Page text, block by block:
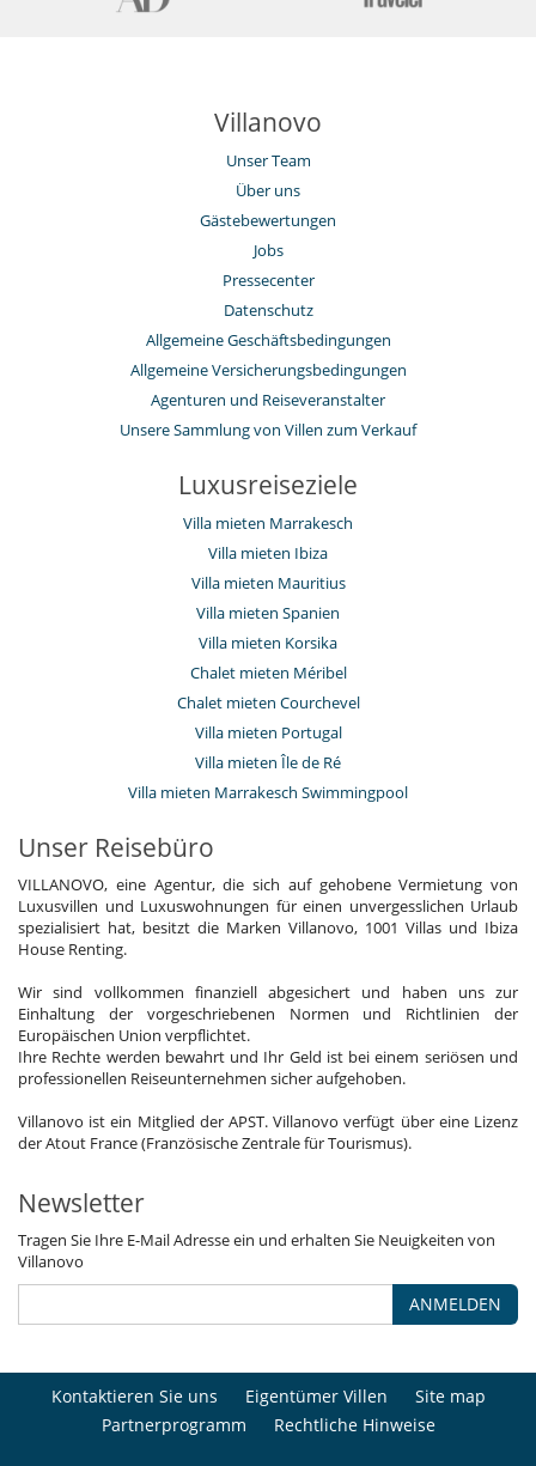
Villanovo
Unser Team
Über uns
Gästebewertungen
Jobs
Pressecenter
Datenschutz
Allgemeine Geschäftsbedingungen
Allgemeine Versicherungsbedingungen
Agenturen und Reiseveranstalter
Unsere Sammlung von Villen zum Verkauf
Luxusreiseziele
Villa mieten Marrakesch
Villa mieten Ibiza
Villa mieten Mauritius
Villa mieten Spanien
Villa mieten Korsika
Chalet mieten Méribel
Chalet mieten Courchevel
Villa mieten Portugal
Villa mieten Île de Ré
Villa mieten Marrakesch Swimmingpool
Unser Reisebüro
VILLANOVO, eine Agentur, die sich auf gehobene Vermietung von
Luxusvillen und Luxuswohnungen für einen unvergesslichen Urlaub
spezialisiert hat, besitzt die Marken Villanovo, 1001 Villas und Ibiza
House Renting.
Wir sind vollkommen finanziell abgesichert und haben uns zur
Einhaltung der vorgeschriebenen Normen und Richtlinien der
Europäischen Union verpflichtet.
Ihre Rechte werden bewahrt und Ihr Geld ist bei einem seriösen und
professionellen Reiseunternehmen sicher aufgehoben.
Villanovo ist ein Mitglied der APST. Villanovo verfügt über eine Lizenz
der Atout France (Französische Zentrale für Tourismus).
Newsletter
Tragen Sie Ihre E-Mail Adresse ein und erhalten Sie Neuigkeiten von
Villanovo
ANMELDEN
Kontaktieren Sie uns Eigentümer Villen
Site map
Partnerprogramm
Rechtliche Hinweise